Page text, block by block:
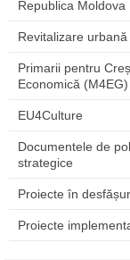
Republica Moldova
Revitalizare urbană
Primarii pentru
Economică (M4EG)
EU4Culture
Documentele de
strategice
Proiecte în
Proiecte